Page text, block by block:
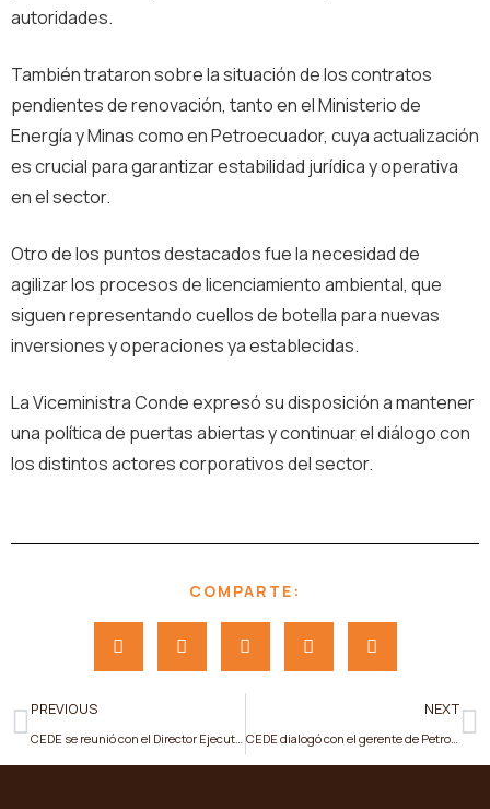
autoridades.
También trataron sobre la situación de los contratos
pendientes de renovación, tanto en el Ministerio de
Energía y Minas como en Petroecuador, cuya actualización
es crucial para garantizar estabilidad jurídica y operativa
en el sector.
Otro de los puntos destacados fue la necesidad de
agilizar los procesos de licenciamiento ambiental, que
siguen representando cuellos de botella para nuevas
inversiones y operaciones ya establecidas.
La Viceministra Conde expresó su disposición a mantener
una política de puertas abiertas y continuar el diálogo con
los distintos actores corporativos del sector.
COMPARTE:
PREVIOUS
CEDE se reunió con el Director Ejecutivo de ARCONEL a fin de abordar temas referentes al sector eléctrico
NEXT
CEDE dialogó con el gerente de Petroecuador sobre plan estratégico del sector petrolero